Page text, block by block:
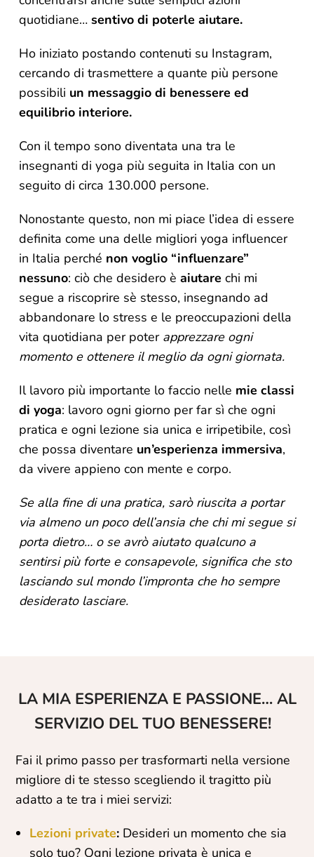
quotidiane… sentivo di poterle aiutare.
Ho iniziato postando contenuti su Instagram,
cercando di trasmettere a quante più persone
possibili un messaggio di benessere ed
equilibrio interiore.
Con il tempo sono diventata una tra le
insegnanti di yoga più seguita in Italia con un
seguito di circa 130.000 persone.
Nonostante questo, non mi piace l’idea di essere
definita come una delle migliori yoga influencer
in Italia perché non voglio “influenzare”
nessuno: ciò che desidero è aiutare chi mi
segue a riscoprire sè stesso, insegnando ad
abbandonare lo stress e le preoccupazioni della
vita quotidiana per poter apprezzare ogni
momento e ottenere il meglio da ogni giornata.
Il lavoro più importante lo faccio nelle mie classi
di yoga: lavoro ogni giorno per far sì che ogni
pratica e ogni lezione sia unica e irripetibile, così
che possa diventare un’esperienza immersiva,
da vivere appieno con mente e corpo.
Se alla fine di una pratica, sarò riuscita a portar
via almeno un poco dell’ansia che chi mi segue si
porta dietro… o se avrò aiutato qualcuno a
sentirsi più forte e consapevole, significa che sto
lasciando sul mondo l’impronta che ho sempre
desiderato lasciare.
LA MIA ESPERIENZA E PASSIONE… AL
SERVIZIO DEL TUO BENESSERE!
Fai il primo passo per trasformarti nella versione
migliore di te stesso scegliendo il tragitto più
adatto a te tra i miei servizi:
Lezioni private: Desideri un momento che sia
solo tuo? Ogni lezione privata è unica e